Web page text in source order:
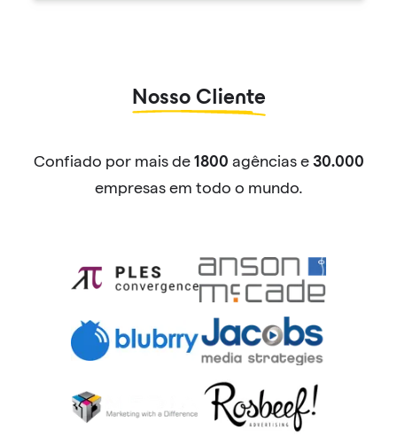
Nosso Cliente
Confiado por mais de 1800 agências e 30.000
empresas em todo o mundo.